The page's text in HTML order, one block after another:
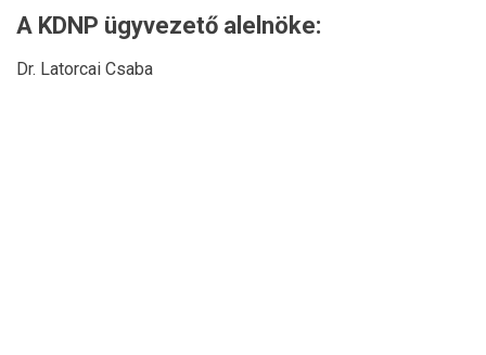
A KDNP ügyvezető alelnöke:
Dr. Latorcai Csaba